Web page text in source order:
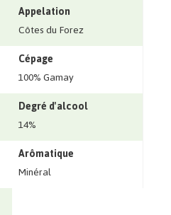
Appelation
Côtes du Forez
Cépage
100% Gamay
Degré d'alcool
14%
Arômatique
Minéral